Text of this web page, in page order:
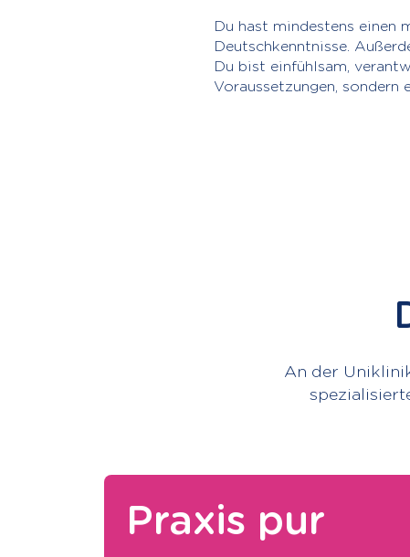
Du hast mindestens einen
Deutschkenntnisse.
Du bist einfühlsam,
Voraussetzungen,
An der
Praxis pur